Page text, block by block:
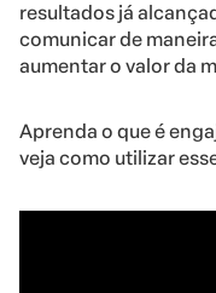
resultados já
comunicar de
aumentar o valor da
Aprenda o que é
veja como utilizar